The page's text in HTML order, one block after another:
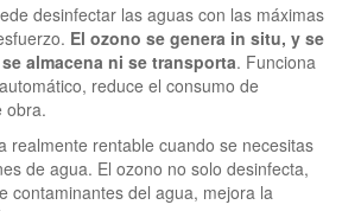
desinfectar las aguas con las máximas
El ozono se genera in situ, y se
almacena ni se transporta. Funciona
reduce el consumo de
obra.
realmente rentable cuando se necesitas
de agua. El ozono no solo desinfecta,
contaminantes del agua, mejora la